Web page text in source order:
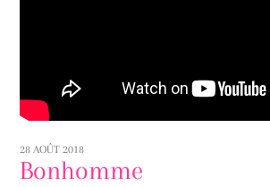
28 AOÛT 2018
Bonhomme